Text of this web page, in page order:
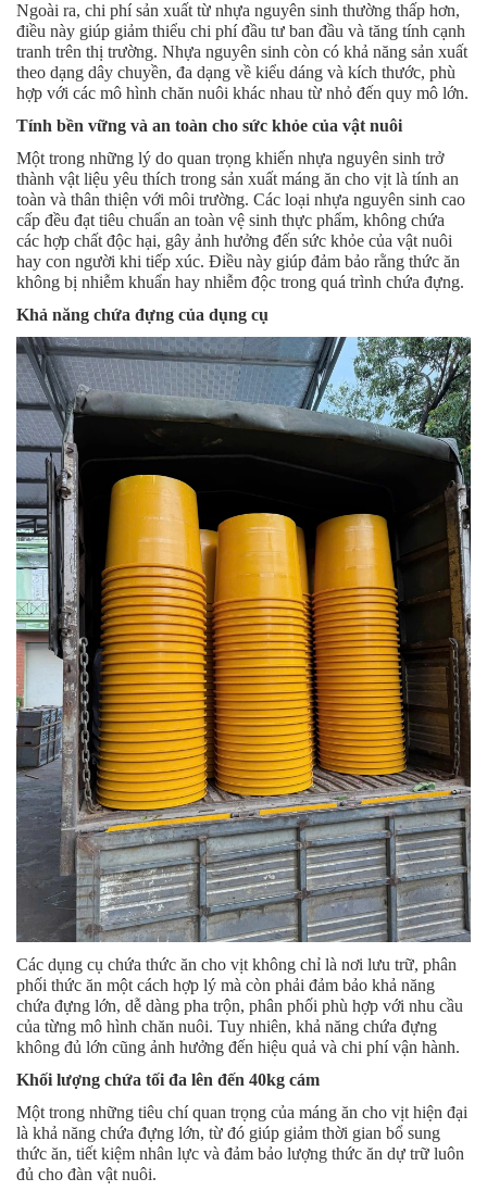
Ngoài ra, chi phí sản xuất từ nhựa nguyên sinh thường thấp hơn,
điều này giúp giảm thiểu chi phí đầu tư ban đầu và tăng tính cạnh
tranh trên thị trường. Nhựa nguyên sinh còn có khả năng sản xuất
theo dạng dây chuyền, đa dạng về kiểu dáng và kích thước, phù
hợp với các mô hình chăn nuôi khác nhau từ nhỏ đến quy mô lớn.
Tính bền vững và an toàn cho sức khỏe của vật nuôi
Một trong những lý do quan trọng khiến nhựa nguyên sinh trở
thành vật liệu yêu thích trong sản xuất máng ăn cho vịt là tính an
toàn và thân thiện với môi trường. Các loại nhựa nguyên sinh cao
cấp đều đạt tiêu chuẩn an toàn vệ sinh thực phẩm, không chứa
các hợp chất độc hại, gây ảnh hưởng đến sức khỏe của vật nuôi
hay con người khi tiếp xúc. Điều này giúp đảm bảo rằng thức ăn
không bị nhiễm khuẩn hay nhiễm độc trong quá trình chứa đựng.
Khả năng chứa đựng của dụng cụ
Các dụng cụ chứa thức ăn cho vịt không chỉ là nơi lưu trữ, phân
phối thức ăn một cách hợp lý mà còn phải đảm bảo khả năng
chứa đựng lớn, dễ dàng pha trộn, phân phối phù hợp với nhu cầu
của từng mô hình chăn nuôi. Tuy nhiên, khả năng chứa đựng
không đủ lớn cũng ảnh hưởng đến hiệu quả và chi phí vận hành.
Khối lượng chứa tối đa lên đến 40kg cám
Một trong những tiêu chí quan trọng của máng ăn cho vịt hiện đại
là khả năng chứa đựng lớn, từ đó giúp giảm thời gian bổ sung
thức ăn, tiết kiệm nhân lực và đảm bảo lượng thức ăn dự trữ luôn
đủ cho đàn vật nuôi.